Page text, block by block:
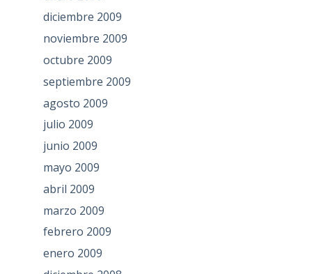
diciembre 2009
noviembre 2009
octubre 2009
septiembre 2009
agosto 2009
julio 2009
junio 2009
mayo 2009
abril 2009
marzo 2009
febrero 2009
enero 2009